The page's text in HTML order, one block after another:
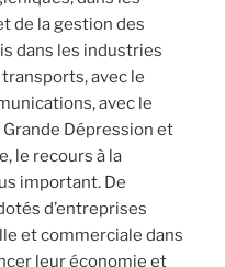
de la gestion des
dans les industries
avec le
avec le
Dépression et
le recours à la
important. De
d’entreprises
et commerciale dans
leur économie et